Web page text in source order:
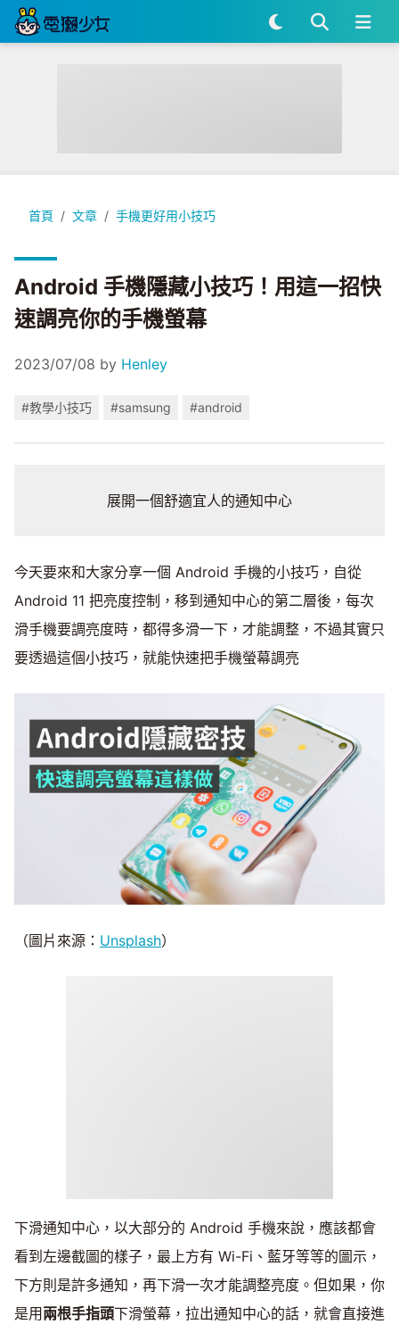
首頁 文章 手機更好用小技巧
Android 手機隱藏小技巧！用這一招快速調亮你的手機螢幕
Android 手機隱藏小技巧！用這一招快
速調亮你的手機螢幕
2023/07/08 by Henley
#教學小技巧 #samsung #android
展開一個舒適宜人的通知中心
今天要來和大家分享一個 Android 手機的小技巧，自從
Android 11 把亮度控制，移到通知中心的第二層後，每次
滑手機要調亮度時，都得多滑一下，才能調整，不過其實只
要透過這個小技巧，就能快速把手機螢幕調亮
（圖片來源： Unsplash）
下滑通知中心，以大部分的 Android 手機來說，應該都會
看到左邊截圖的樣子，最上方有 Wi-Fi、藍牙等等的圖示，
下方則是許多通知，再下滑一次才能調整亮度。但如果，你
是用 兩根手指頭下滑螢幕，拉出通知中心的話，就會直接進